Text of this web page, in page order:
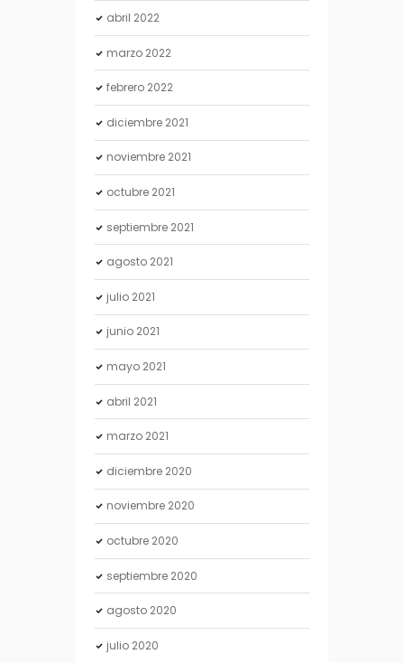
abril 2022
marzo 2022
febrero 2022
diciembre 2021
noviembre 2021
octubre 2021
septiembre 2021
agosto 2021
julio 2021
junio 2021
mayo 2021
abril 2021
marzo 2021
diciembre 2020
noviembre 2020
octubre 2020
septiembre 2020
agosto 2020
julio 2020